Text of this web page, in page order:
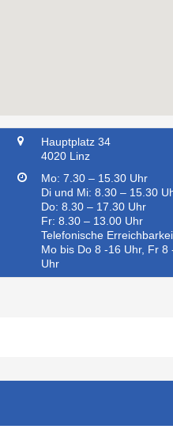
Hauptplatz 34
4020 Linz
Mo: 7.30 – 15.30 Uhr
Di und Mi: 8.30 – 15.30
Do: 8.30 – 17.30 Uhr
Fr: 8.30 – 13.00 Uhr
Telefonische
Mo bis Do 8 -16 Uhr, Fr 8
Uhr